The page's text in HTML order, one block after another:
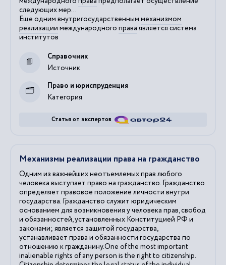
следующих мер...
Еще одним внутригосударственным механизмом
реализации международного права является система
институтов
Источник
Справочник
Категория
Право и юриспруденция
Статья от экспертов
Механизмы реализации права на гражданство
Одним из важнейших неотъемлемых прав любого
человека выступает право на гражданство. Гражданство
определяет правовое положение личности внутри
государства. Гражданство служит юридическим
основанием для возникновения у человека прав, свобод
и обязанностей, установленных Конституцией РФ и
законами; является защитой государства,
устанавливает права и обязанности государства по
отношению к гражданину.One of the most important
inalienable rights of any person is the right to citizenship.